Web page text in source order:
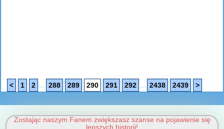
< 1 2 ... 288 289 290 291 292 ... 2438 2439 >
Zostając naszym Fanem zwiększasz szanse na pojawienie się
lepszych historii!